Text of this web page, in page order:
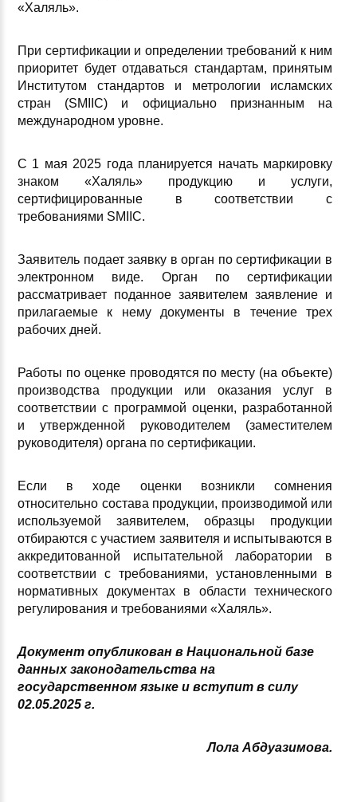
«Халяль».
При сертификации и определении требований к ним
приоритет будет отдаваться стандартам, принятым
Институтом стандартов и метрологии исламских
стран (SMIIC) и официально признанным на
международном уровне.
С 1 мая 2025 года планируется начать маркировку
знаком «Халяль» продукцию и услуги,
сертифицированные в соответствии с
требованиями SMIIC.
Заявитель подает заявку в орган по сертификации в
электронном виде. Орган по сертификации
рассматривает поданное заявителем заявление и
прилагаемые к нему документы в течение трех
рабочих дней.
Работы по оценке проводятся по месту (на объекте)
производства продукции или оказания услуг в
соответствии с программой оценки, разработанной
и утвержденной руководителем (заместителем
руководителя) органа по сертификации.
Если в ходе оценки возникли сомнения
относительно состава продукции, производимой или
используемой заявителем, образцы продукции
отбираются с участием заявителя и испытываются в
аккредитованной испытательной лаборатории в
соответствии с требованиями, установленными в
нормативных документах в области технического
регулирования и требованиями «Халяль».
Документ опубликован в Национальной базе
данных законодательства на
государственном языке и вступит в силу
02.05.2025 г.
Лола Абдуазимова.